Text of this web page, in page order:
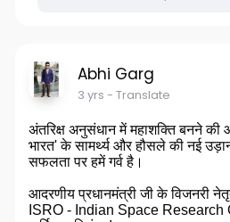
Abhi Garg
3 yrs - Translate
अंतरिक्ष अनुसंधान में महाशक्ति बनने की
भारत' के सामर्थ्य और हौसले की नई
सफलता पर हमें गर्व है।
आदरणीय प्रधानमंत्री जी के विजनरी
ISRO - Indian Space Research